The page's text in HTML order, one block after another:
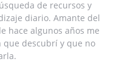
de recursos y
diario. Amante del
hace algunos años me
que descubrí y que no